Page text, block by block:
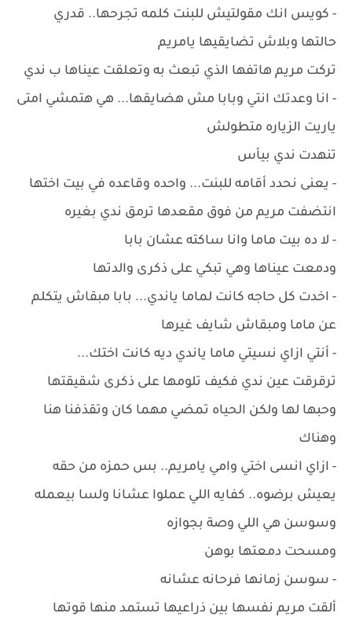
- كويس انك مقولتيش للبنت كلمه تجرحها.. قدري
حالتها وبلاش تضايقيها يامريم
تركت مريم هاتفها الذي تبعث به وتعلقت عيناها ب ندي
- انا وعدتك انتي وبابا مش هضايقها... هي هتمشي امتى
ياريت الزياره متطولش
تنهدت ندي بيأس
- يعنى نحدد أقامه للبنت... واحده وقاعده في بيت اختها
انتضفت مريم من فوق مقعدها ترمق ندي بغيره
- لا ده بيت ماما وانا ساكته عشان بابا
ودمعت عيناها وهي تبكي على ذكرى والدتها
- اخدت كل حاجه كانت لماما ياندي... بابا مبقاش يتكلم
عن ماما ومبقاش شايف غيرها
- أنتي ازاي نسيتي ماما ياندي ديه كانت اختك...
ترقرقت عين ندي فكيف تلومها على ذكرى شقيقتها
وحبها لها ولكن الحياه تمضي مهما كان وتقذفنا هنا
وهناك
- ازاي انسى اختي وامي يامريم.. بس حمزه من حقه
يعيش برضوه.. كفايه اللي عملوا عشانا ولسا بيعمله
وسوسن هي اللي وصة بجوازه
ومسحت دمعتها بوهن
- سوسن زمانها فرحانه عشانه
ألقت مريم نفسها بين ذراعيها تستمد منها قوتها